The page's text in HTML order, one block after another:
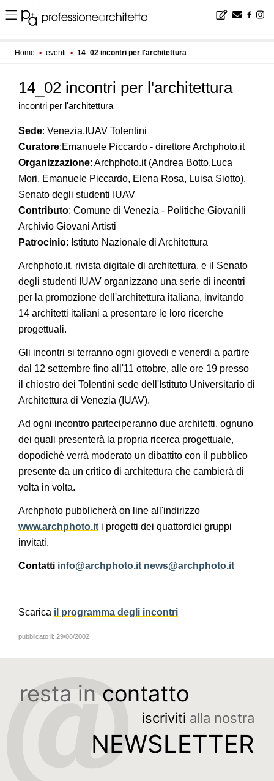
Home ▪ eventi ▪ 14_02 incontri per l'architettura
14_02 incontri per l'architettura
incontri per l'architettura
Sede: Venezia,IUAV Tolentini
Curatore:Emanuele Piccardo - direttore Archphoto.it
Organizzazione: Archphoto.it (Andrea Botto,Luca
Mori, Emanuele Piccardo, Elena Rosa, Luisa Siotto),
Senato degli studenti IUAV
Contributo: Comune di Venezia - Politiche Giovanili
Archivio Giovani Artisti
Patrocinio: Istituto Nazionale di Architettura
Archphoto.it, rivista digitale di architettura, e il Senato
degli studenti IUAV organizzano una serie di incontri
per la promozione dell'architettura italiana, invitando
14 architetti italiani a presentare le loro ricerche
progettuali.
Gli incontri si terranno ogni giovedi e venerdi a partire
dal 12 settembre fino all'11 ottobre, alle ore 19 presso
il chiostro dei Tolentini sede dell'Istituto Universitario di
Architettura di Venezia (IUAV).
Ad ogni incontro parteciperanno due architetti, ognuno
dei quali presenterà la propria ricerca progettuale,
dopodichè verrà moderato un dibattito con il pubblico
presente da un critico di architettura che cambierà di
volta in volta.
Archphoto pubblicherà on line all'indirizzo
www.archphoto.it i progetti dei quattordici gruppi
invitati.
Contatti info@archphoto.it news@archphoto.it
Scarica il programma degli incontri
pubblicato il: 29/08/2002
resta in contatto
iscriviti alla nostra
NEWSLETTER